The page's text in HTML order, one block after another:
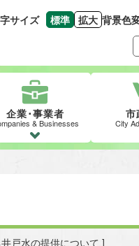
サイズ 標準
文字の大きさをも
拡大
文字を大きく
背景色
企業･事業者
& Businesses
市
City
戸水の提供について ]